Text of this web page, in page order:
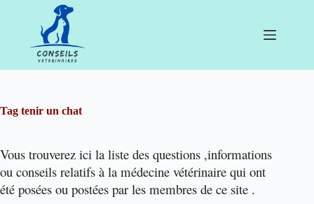
Tag tenir un chat
Vous trouverez ici la liste des questions ,informations
ou conseils relatifs à la médecine vétérinaire qui ont
été posées ou postées par les membres de ce site .